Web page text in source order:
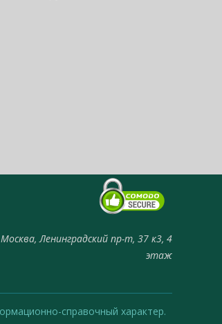
Ленинградский пр-т, 37 к3, 4
этаж
справочный характер.